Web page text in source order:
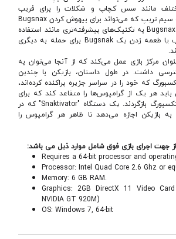
مانند سس کچاپ و شکلات را برای فریب
Bugsnax شلیک کند و سیم تریپ که می‌تواند برای بیهوش کردن Bugsnax
استفاده شود. برخی از Bugsnax به تکنیک‌های پیشرفته‌تری مانند استفاده
از چندین ابزار در ترکیب یا طعمه زدن یک Bugsnak برای حمله به دیگری
مرکز بازی عمل می‌کند که از آنجا می‌توان به
داشت. در طول داستان، بازیکن با چندین
که خود را در سراسر جزیره پراکنده کرده‌اند،
هر یک از گرامپوس‌ها را متقاعد کند که برای
پیشبرد داستان به اسنکسبورگ بازگردند. یک دستگاه "Snaktivator" که در
بازیکن اجازه می‌دهد تا ظاهر هر گرامپوس را
جهت اجرای بازی فوق شامل موارد ذیل می باشد:
Requires a 64-bit processor and
Processor: Intel Quad Core 2.6 Ghz or
Memory: 6 GB RAM.
Graphics: 2GB DirectX 11 Video
NVIDIA GT 920M)
OS: Windows 7, 64-bit